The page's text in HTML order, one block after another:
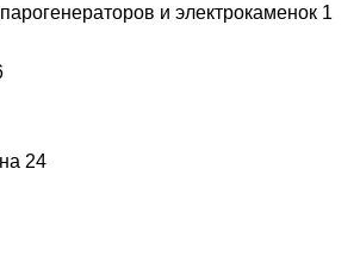
и электрокаменок 1
24